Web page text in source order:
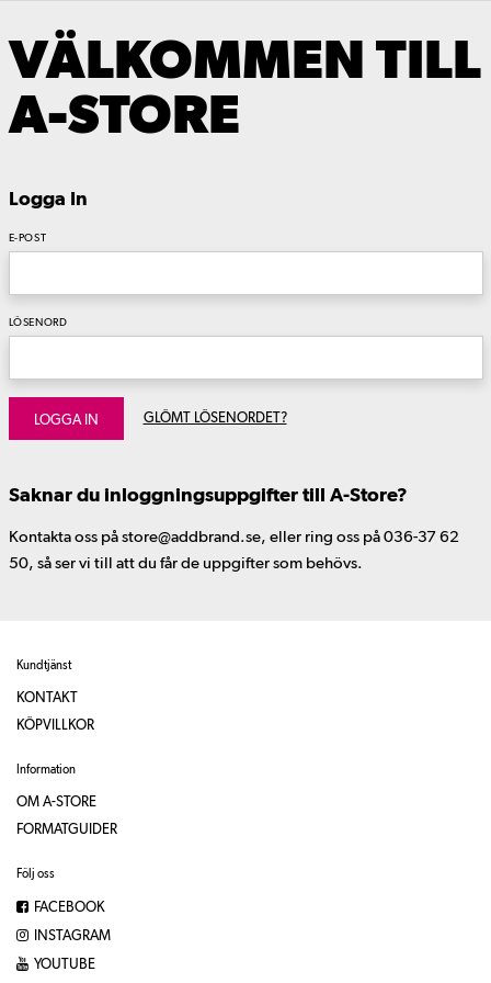
VÄLKOMMEN TILL
A-STORE
Logga In
E-POST
LÖSENORD
LOGGA IN GLÖMT LÖSENORDET?
Saknar du inloggningsuppgifter till A-Store?
Kontakta oss på store@addbrand.se, eller ring oss på 036-37 62
50, så ser vi till att du får de uppgifter som behövs.
Kundtjänst
KONTAKT
KÖPVILLKOR
Information
OM A-STORE
FORMATGUIDER
Följ oss
FACEBOOK
INSTAGRAM
YOUTUBE